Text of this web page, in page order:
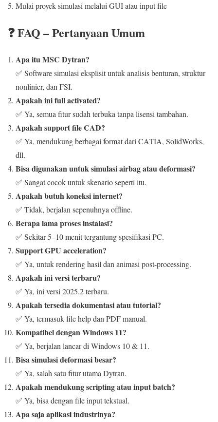
Mulai proyek simulasi melalui GUI atau input file
❓ FAQ – Pertanyaan Umum
Apa itu MSC Dytran?
✅ Software simulasi eksplisit untuk analisis benturan, struktur
nonlinier, dan FSI.
Apakah ini full activated?
✅ Ya, semua fitur sudah terbuka tanpa lisensi tambahan.
Apakah support file CAD?
✅ Ya, mendukung berbagai format dari CATIA, SolidWorks,
dll.
Bisa digunakan untuk simulasi airbag atau deformasi?
✅ Sangat cocok untuk skenario seperti itu.
Apakah butuh koneksi internet?
✅ Tidak, berjalan sepenuhnya offline.
Berapa lama proses instalasi?
✅ Sekitar 5–10 menit tergantung spesifikasi PC.
Support GPU acceleration?
✅ Ya, untuk rendering hasil dan animasi post-processing.
Apakah ini versi terbaru?
✅ Ya, ini versi 2025.2 terbaru.
Apakah tersedia dokumentasi atau tutorial?
✅ Ya, termasuk file help dan PDF manual.
Kompatibel dengan Windows 11?
✅ Ya, berjalan lancar di Windows 10 & 11.
Bisa simulasi deformasi besar?
✅ Ya, salah satu fitur utama Dytran.
Apakah mendukung scripting atau input batch?
✅ Ya, bisa dengan file input tekstual.
Apa saja aplikasi industrinya?